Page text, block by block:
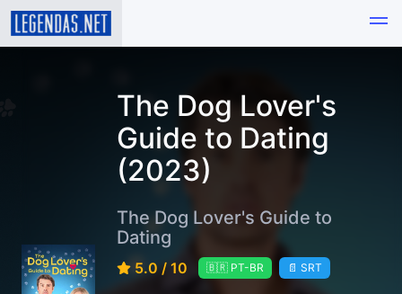
The Dog Lover's
Guide to Dating
(2023)
The Dog Lover's Guide to
Dating
5.0 / 10 🇧🇷 PT-BR 📄 SRT